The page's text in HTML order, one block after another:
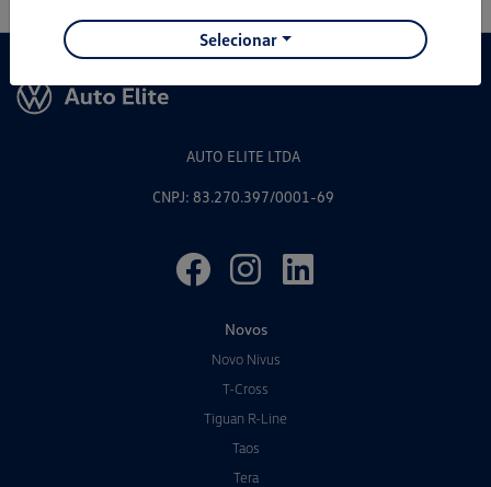
AUTO ELITE LTDA
CNPJ: 83.270.397/0001-69
Novos
Novo Nivus
T-Cross
Tiguan R-Line
Taos
Tera
Selecionar